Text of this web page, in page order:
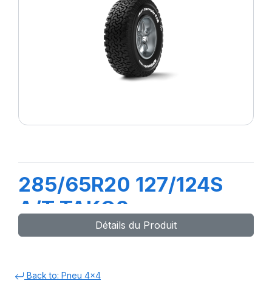
285/65R20 127/124S
A/T TAKO2
Détails du Produit
Back to: Pneu 4x4